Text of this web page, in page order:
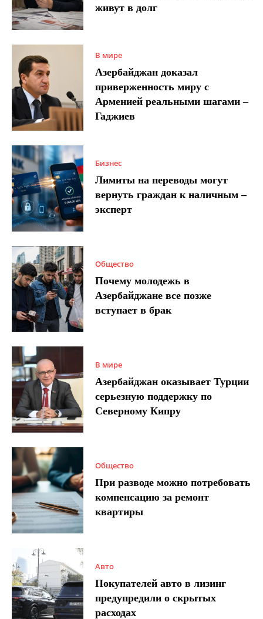
живут в долг
В мире
Азербайджан доказал
приверженность миру с
Арменией реальными шагами –
Гаджиев
Бизнес
Лимиты на переводы могут
вернуть граждан к наличным –
эксперт
Общество
Почему молодежь в
Азербайджане все позже
вступает в брак
В мире
Азербайджан оказывает Турции
серьезную поддержку по
Северному Кипру
Общество
При разводе можно потребовать
компенсацию за ремонт
квартиры
Авто
Покупателей авто в лизинг
предупредили о скрытых
расходах